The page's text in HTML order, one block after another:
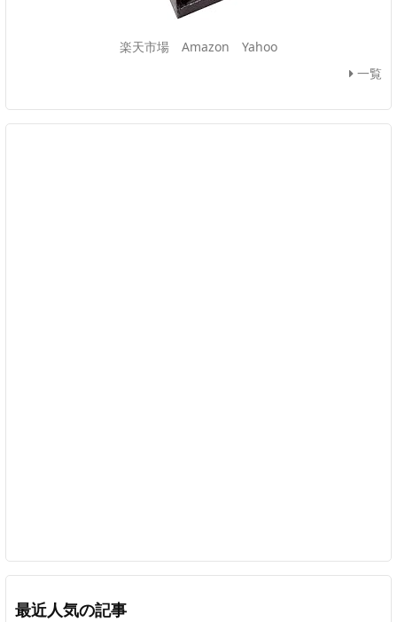
楽天市場 Amazon
Yahoo
一覧
最近人気の記事